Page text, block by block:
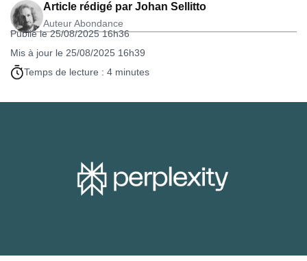
Article rédigé par Johan Sellitto
Auteur Abondance
Publié le 25/08/2025 16h36
Mis à jour le 25/08/2025 16h39
Temps de lecture : 4 minutes